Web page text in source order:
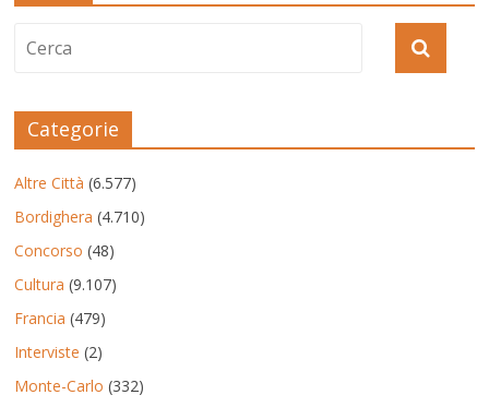
Categorie
Altre Città (6.577)
Bordighera (4.710)
Concorso (48)
Cultura (9.107)
Francia (479)
Interviste (2)
Monte-Carlo (332)